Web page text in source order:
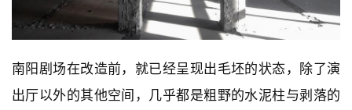
间趣味性。